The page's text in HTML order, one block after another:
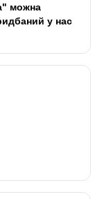
можна
у нас